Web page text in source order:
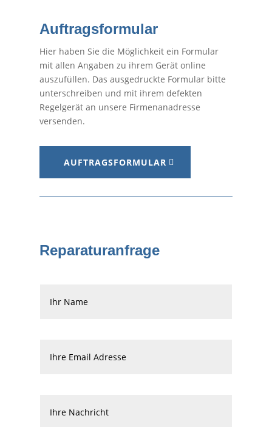
Auftragsformular
Hier haben Sie die Möglichkeit ein Formular
mit allen Angaben zu ihrem Gerät online
auszufüllen. Das ausgedruckte Formular bitte
unterschreiben und mit ihrem defekten
Regelgerät an unsere Firmenanadresse
versenden.
AUFTRAGSFORMULAR
Reparaturanfrage